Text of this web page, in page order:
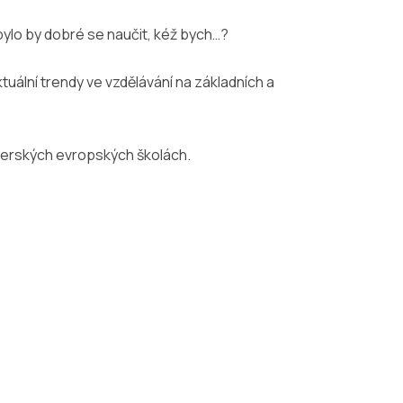
by dobré se naučit, kéž bych…?
trendy ve vzdělávání na základních a
evropských školách.